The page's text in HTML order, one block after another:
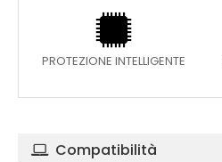
PROTEZIONE INTELLIGENTE
Compatibilità